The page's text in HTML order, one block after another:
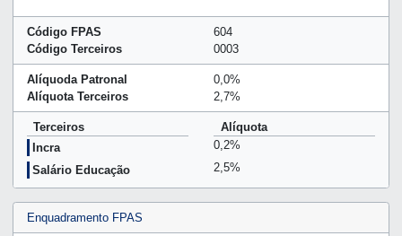
Código FPAS
604
Código Terceiros
0003
Alíquoda Patronal
0,0%
Alíquota Terceiros
2,7%
Terceiros
Alíquota
Incra
0,2%
Salário Educação
2,5%
Enquadramento FPAS